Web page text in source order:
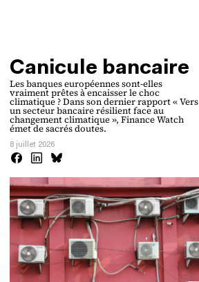
Canicule bancaire
Les banques européennes sont-elles
vraiment prêtes à encaisser le choc
climatique ? Dans son dernier rapport « Vers
un secteur bancaire résilient face au
changement climatique », Finance Watch
émet de sacrés doutes.
8 juillet 2026